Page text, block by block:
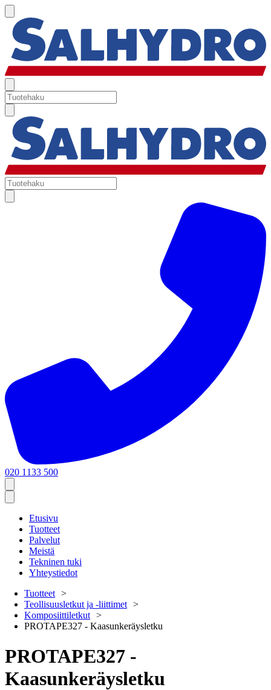
020 1133 500
Etusivu
Tuotteet
Palvelut
Meistä
Tekninen tuki
Yhteystiedot
Tuotteet
Teollisuusletkut ja -liittimet
Komposiittiletkut
PROTAPE327 - Kaasunkeräysletku
PROTAPE327 -
Kaasunkeräysletku